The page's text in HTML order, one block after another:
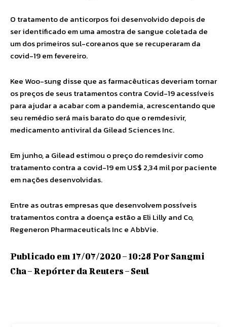
O tratamento de anticorpos foi desenvolvido depois de
ser identificado em uma amostra de sangue coletada de
um dos primeiros sul-coreanos que se recuperaram da
covid-19 em fevereiro.
Kee Woo-sung disse que as farmacêuticas deveriam tornar
os preços de seus tratamentos contra Covid-19 acessíveis
para ajudar a acabar com a pandemia, acrescentando que
seu remédio será mais barato do que o remdesivir,
medicamento antiviral da Gilead Sciences Inc.
Em junho, a Gilead estimou o preço do remdesivir como
tratamento contra a covid-19 em US$ 2,34 mil por paciente
em nações desenvolvidas.
Entre as outras empresas que desenvolvem possíveis
tratamentos contra a doença estão a Eli Lilly and Co,
Regeneron Pharmaceuticals Inc e AbbVie.
Publicado em 17/07/2020 – 10:28 Por Sangmi
Cha – Repórter da Reuters – Seul